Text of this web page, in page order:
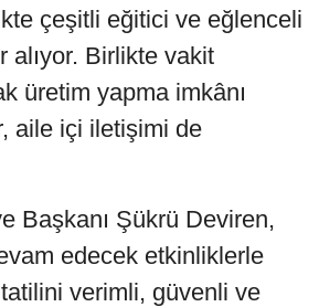
çeşitli eğitici ve eğlenceli
alıyor. Birlikte vakit
üretim yapma imkânı
aile içi iletişimi de
Başkanı Şükrü Deviren,
edecek etkinliklerle
verimli, güvenli ve